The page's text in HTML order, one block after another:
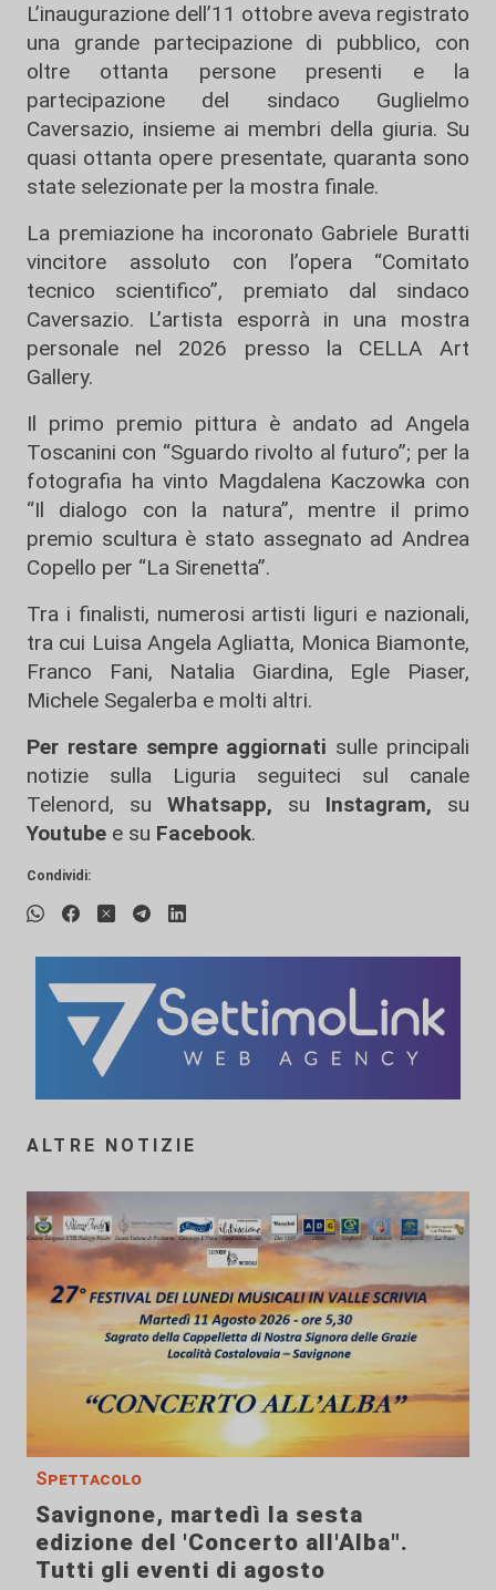
L’inaugurazione dell’11 ottobre aveva registrato
una grande partecipazione di pubblico, con
oltre ottanta persone presenti e la
partecipazione del sindaco Guglielmo
Caversazio, insieme ai membri della giuria. Su
quasi ottanta opere presentate, quaranta sono
state selezionate per la mostra finale.
La premiazione ha incoronato Gabriele Buratti
vincitore assoluto con l’opera “Comitato
tecnico scientifico”, premiato dal sindaco
Caversazio. L’artista esporrà in una mostra
personale nel 2026 presso la CELLA Art
Gallery.
Il primo premio pittura è andato ad Angela
Toscanini con “Sguardo rivolto al futuro”; per la
fotografia ha vinto Magdalena Kaczowka con
“Il dialogo con la natura”, mentre il primo
premio scultura è stato assegnato ad Andrea
Copello per “La Sirenetta”.
Tra i finalisti, numerosi artisti liguri e nazionali,
tra cui Luisa Angela Agliatta, Monica Biamonte,
Franco Fani, Natalia Giardina, Egle Piaser,
Michele Segalerba e molti altri.
Per restare sempre aggiornati sulle principali
notizie sulla Liguria seguiteci sul canale
Telenord, su
Whatsapp, su Instagram, su
Youtube e su Facebook.
Condividi:
ALTRE NOTIZIE
Spettacolo
Savignone, martedì la sesta
edizione del 'Concerto all'Alba".
Tutti gli eventi di agosto